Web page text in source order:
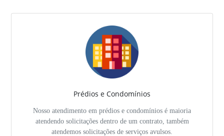
Prédios e Condomínios
Nosso atendimento em prédios e condomínios é maioria
atendendo solicitações dentro de um contrato, também
atendemos solicitações de serviços avulsos.